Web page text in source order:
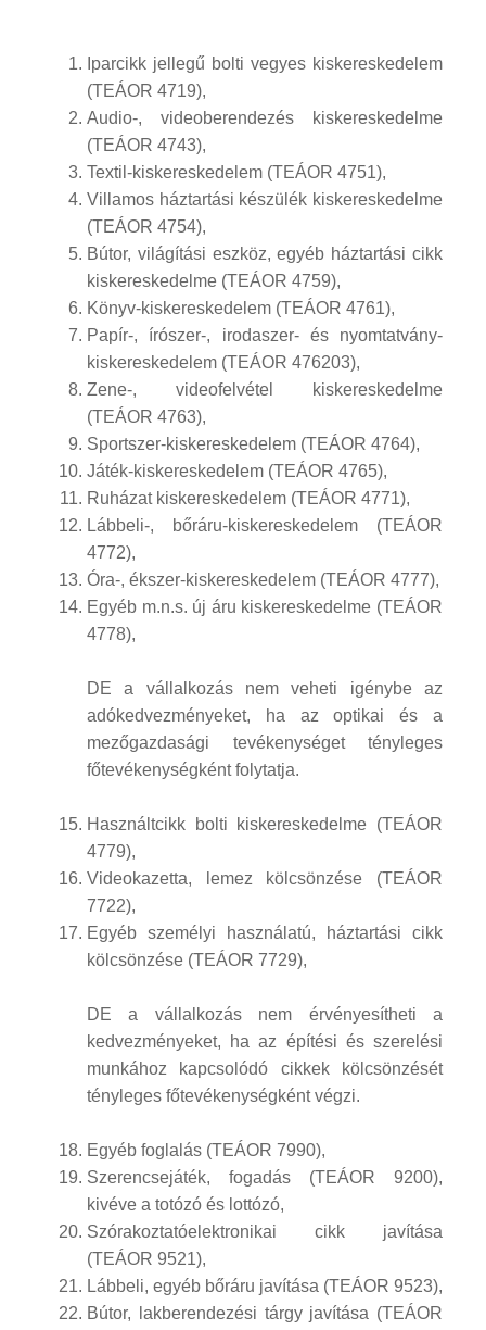
Iparcikk jellegű bolti vegyes kiskereskedelem
(TEÁOR 4719),
Audio-, videoberendezés kiskereskedelme
(TEÁOR 4743),
Textil-kiskereskedelem (TEÁOR 4751),
Villamos háztartási készülék kiskereskedelme
(TEÁOR 4754),
Bútor, világítási eszköz, egyéb háztartási cikk
kiskereskedelme (TEÁOR 4759),
Könyv-kiskereskedelem (TEÁOR 4761),
Papír-, írószer-, irodaszer- és nyomtatvány-
kiskereskedelem (TEÁOR 476203),
Zene-, videofelvétel kiskereskedelme
(TEÁOR 4763),
Sportszer-kiskereskedelem (TEÁOR 4764),
Játék-kiskereskedelem (TEÁOR 4765),
Ruházat kiskereskedelem (TEÁOR 4771),
Lábbeli-, bőráru-kiskereskedelem (TEÁOR
4772),
Óra-, ékszer-kiskereskedelem (TEÁOR 4777),
Egyéb m.n.s. új áru kiskereskedelme (TEÁOR
4778),
DE a vállalkozás nem veheti igénybe az
adókedvezményeket, ha az optikai és a
mezőgazdasági tevékenységet tényleges
főtevékenységként folytatja.
Használtcikk bolti kiskereskedelme (TEÁOR
4779),
Videokazetta, lemez kölcsönzése (TEÁOR
7722),
Egyéb személyi használatú, háztartási cikk
kölcsönzése (TEÁOR 7729),
DE a vállalkozás nem érvényesítheti a
kedvezményeket, ha az építési és szerelési
munkához kapcsolódó cikkek kölcsönzését
tényleges főtevékenységként végzi.
Egyéb foglalás (TEÁOR 7990),
Szerencsejáték, fogadás (TEÁOR 9200),
kivéve a totózó és lottózó,
Szórakoztatóelektronikai cikk javítása
(TEÁOR 9521),
Lábbeli, egyéb bőráru javítása (TEÁOR 9523),
Bútor, lakberendezési tárgy javítása (TEÁOR